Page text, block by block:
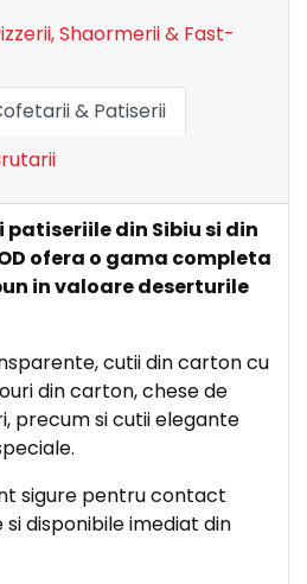
Shaormerii & Fast-
& Patiserii
din Sibiu si din
ofera o gama completa
in valoare deserturile
cutii din carton cu
din carton, chese de
precum si cutii elegante
sigure pentru contact
disponibile imediat din